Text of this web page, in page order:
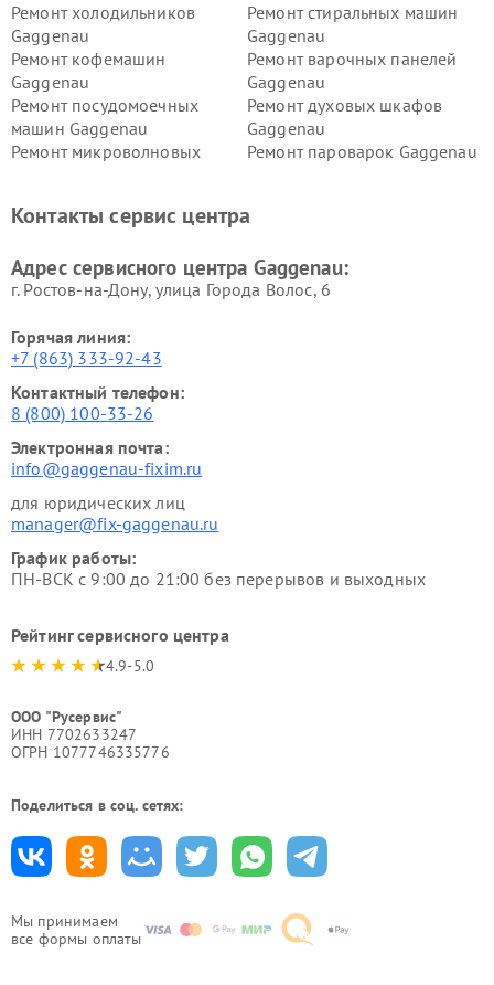
Мы принимаем
все формы оплаты
Ремонт холодильников
Gaggenau
Ремонт стиральных машин
Gaggenau
Ремонт кофемашин
Gaggenau
Ремонт варочных панелей
Gaggenau
Ремонт посудомоечных
машин Gaggenau
Ремонт духовых шкафов
Gaggenau
Ремонт микроволновых
Ремонт пароварок Gaggenau
Контакты сервис центра
Адрес сервисного центра Gaggenau:
г. Ростов-на-Дону, улица Города Волос, 6
Горячая линия:
+7 (863) 333-92-43
Контактный телефон:
8 (800) 100-33-26
Электронная почта:
info@gaggenau-fixim.ru
для юридических лиц
manager@fix-gaggenau.ru
График работы:
ПН-ВСК с 9:00 до 21:00 без перерывов и выходных
Рейтинг сервисного центра
4.9-5.0
ООО "Русервис"
ИНН 7702633247
ОГРН 1077746335776
Поделиться в соц. сетях: